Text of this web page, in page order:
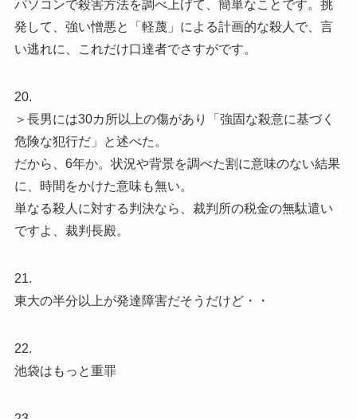
パソコンで殺害方法を調べ上げて、簡単なことです。挑
発して、強い憎悪と「軽蔑」による計画的な殺人で、言
い逃れに、これだけ口達者でさすがです。
20.
＞長男には30カ所以上の傷があり「強固な殺意に基づく
危険な犯行だ」と述べた。
だから、6年か。状況や背景を調べた割に意味のない結果
に、時間をかけた意味も無い。
単なる殺人に対する判決なら、裁判所の税金の無駄遣い
ですよ、裁判長殿。
21.
東大の半分以上が発達障害だそうだけど・・
22.
池袋はもっと重罪